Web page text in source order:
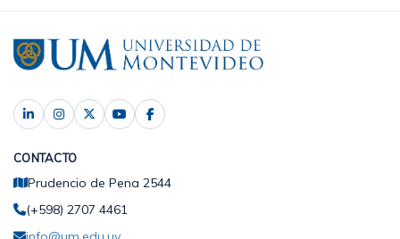
CONTACTO
Prudencio de Pena 2544
(+598) 2707 4461